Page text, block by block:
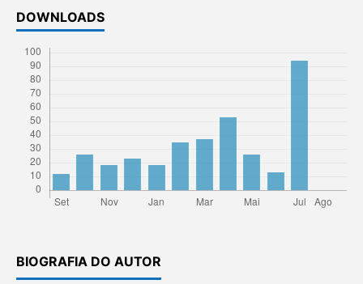
DOWNLOADS
BIOGRAFIA DO AUTOR